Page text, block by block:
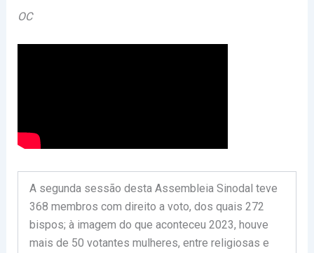
OC
A segunda sessão desta Assembleia Sinodal teve
368 membros com direito a voto, dos quais 272
bispos; à imagem do que aconteceu 2023, houve
mais de 50 votantes mulheres, entre religiosas e